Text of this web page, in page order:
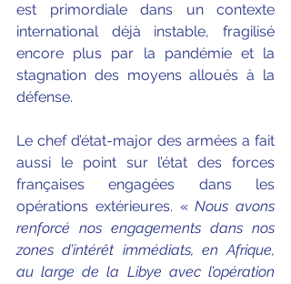
est primordiale dans un contexte
international déjà instable, fragilisé
encore plus par la pandémie et la
stagnation des moyens alloués à la
défense.
Le chef d’état-major des armées a fait
aussi le point sur l’état des forces
françaises engagées dans les
opérations extérieures. « Nous avons
renforcé nos engagements dans nos
zones d’intérêt immédiats, en Afrique,
au large de la Libye avec l’opération